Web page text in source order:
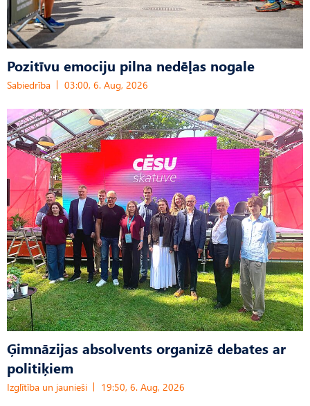
Pozitīvu emociju pilna nedēļas nogale
Sabiedrība 03:00, 6. Aug, 2026
Ģimnāzijas absolvents organizē debates ar
politiķiem
Izglītība un jaunieši 19:50, 6. Aug, 2026